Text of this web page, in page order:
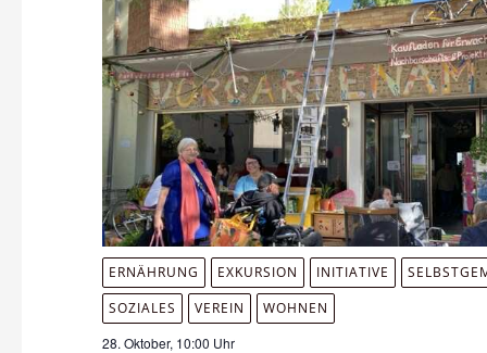
ERNÄHRUNG EXKURSION INITIATIVE
SOZIALES
VEREIN
WOHNEN
28. Oktober, 10:00 Uhr